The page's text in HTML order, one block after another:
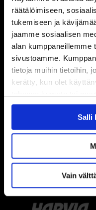
räätälöimiseen,
tukemiseen ja
jaamme sosiaalisen
alan kumppaneillemme
sivustoamme.
tietoja muihin tietoihin,
kerätty, kun olet
käytöstäEvästeet-
Salli
Vain